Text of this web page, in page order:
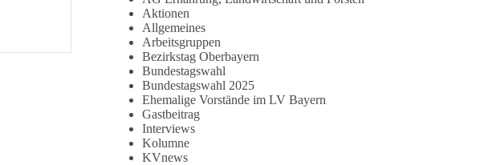
Aktionen
Allgemeines
Arbeitsgruppen
Bezirkstag Oberbayern
Bundestagswahl
Bundestagswahl 2025
Ehemalige Vorstände im LV Bayern
Gastbeitrag
Interviews
Kolumne
KVnews